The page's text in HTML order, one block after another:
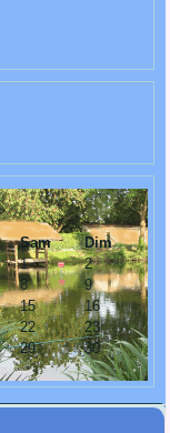
Sam
Dim
1
2
8
9
15
16
22
23
29
30